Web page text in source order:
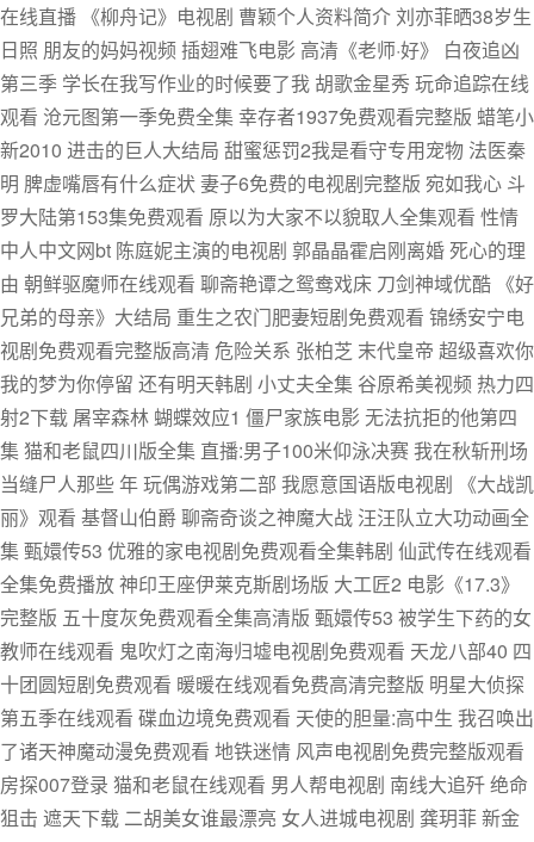
在线直播 《柳舟记》电视剧 曹颖个人资料简介 刘亦菲晒38岁生
日照 朋友的妈妈视频 插翅难飞电影 高清《老师·好》 白夜追凶
第三季 学长在我写作业的时候要了我 胡歌金星秀 玩命追踪在线
观看 沧元图第一季免费全集 幸存者1937免费观看完整版 蜡笔小
新2010 进击的巨人大结局 甜蜜惩罚2我是看守专用宠物 法医秦
明 脾虚嘴唇有什么症状 妻子6免费的电视剧完整版 宛如我心 斗
罗大陆第153集免费观看 原以为大家不以貌取人全集观看 性情
中人中文网bt 陈庭妮主演的电视剧 郭晶晶霍启刚离婚 死心的理
由 朝鲜驱魔师在线观看 聊斋艳谭之鸳鸯戏床 刀剑神域优酷 《好
兄弟的母亲》大结局 重生之农门肥妻短剧免费观看 锦绣安宁电
视剧免费观看完整版高清 危险关系 张柏芝 末代皇帝 超级喜欢你
我的梦为你停留 还有明天韩剧 小丈夫全集 谷原希美视频 热力四
射2下载 屠宰森林 蝴蝶效应1 僵尸家族电影 无法抗拒的他第四
集 猫和老鼠四川版全集 直播:男子100米仰泳决赛 我在秋斩刑场
当缝尸人那些 年 玩偶游戏第二部 我愿意国语版电视剧 《大战凯
丽》观看 基督山伯爵 聊斋奇谈之神魔大战 汪汪队立大功动画全
集 甄嬛传53 优雅的家电视剧免费观看全集韩剧 仙武传在线观看
全集免费播放 神印王座伊莱克斯剧场版 大工匠2 电影《17.3》
完整版 五十度灰免费观看全集高清版 甄嬛传53 被学生下药的女
教师在线观看 鬼吹灯之南海归墟电视剧免费观看 天龙八部40 四
十团圆短剧免费观看 暖暖在线观看免费高清完整版 明星大侦探
第五季在线观看 碟血边境免费观看 天使的胆量:高中生 我召唤出
了诸天神魔动漫免费观看 地铁迷情 风声电视剧免费完整版观看
房探007登录 猫和老鼠在线观看 男人帮电视剧 南线大追歼 绝命
狙击 遮天下载 二胡美女谁最漂亮 女人进城电视剧 龚玥菲 新金